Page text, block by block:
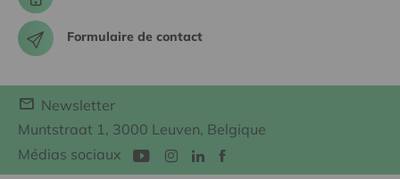
Formulaire de contact
Newsletter
Muntstraat 1, 3000 Leuven, Belgique
Médias sociaux